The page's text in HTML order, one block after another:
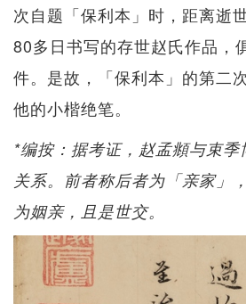
次自题「保利本」时，距离逝
80多日书写的存世赵氏作品，
件。是故，「保利本」的第二
他的小楷绝笔。
*编按：据考证，赵孟頫与束
关系。前者称后者为「亲家」
为姻亲，且是世交。